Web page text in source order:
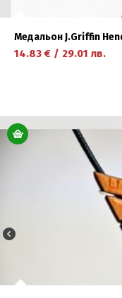
Медальон J.Griffin
14.83 € / 29.01 лв.
научете повече